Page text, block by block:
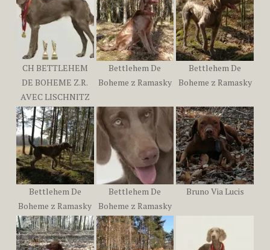
CH BETTLEHEM
DE BOHEME Z.R.
AVEC LISCHNITZ
Bettlehem De
Boheme z Ramasky
Bettlehem De
Boheme z Ramasky
Bettlehem De
Boheme z Ramasky
Bettlehem De
Boheme z Ramasky
Bruno Via Lucis